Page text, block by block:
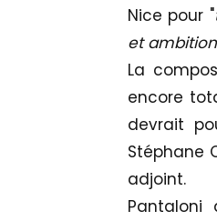
Nice pour "
et
La
encore
devrait
Stéphane
adjoint.